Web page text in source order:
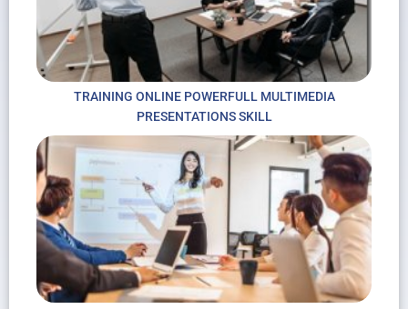
TRAINING ONLINE POWERFULL MULTIMEDIA
PRESENTATIONS SKILL